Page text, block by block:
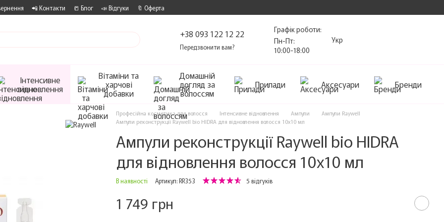
📲 Контакти 📒 Блог 📣 Відгуки 🔖 Оферта
+38 093 122 12 22
Передзвонити вам?
Графік роботи:
Пн-Пт:
10:00-18:00
Укр
Інтенсивне
відновлення
Вітаміни та
харчові
добавки
Домашній
догляд за
волоссям
Прилади Аксесуари Бренди
Професійна косметика для волосся Інтенсивне відновлення Ампули
Ампули Raywell
Ампули реконструкції Raywell bio HIDRA для відновлення волосся 10х10 мл
Ампули реконструкції Raywell bio HIDRA
для відновлення волосся 10х10 мл
В наявності Артикул: RR353 5 відгуків
1 749 грн